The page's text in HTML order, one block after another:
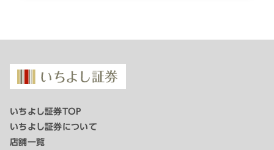
いちよし証券TOP
いちよし証券について
店舗一覧